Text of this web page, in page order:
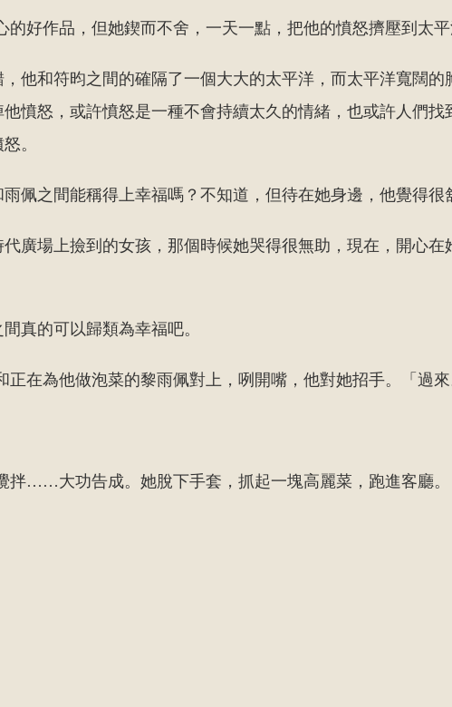
好作品，但她鍥而不舍，一天一點，把他的憤怒擠壓到太平
，他和符昀之間的確隔了一個大大的太平洋，而太平洋寬闊的
憤怒，或許憤怒是一種不會持續太久的情緒，也或許人們找
。
佩之間能稱得上幸福嗎？不知道，但待在她身邊，他覺得很
代廣場上撿到的女孩，那個時候她哭得很無助，現在，開心在
真的可以歸類為幸福吧。
在為他做泡菜的黎雨佩對上，咧開嘴，他對她招手。「過來
拌……大功告成。她脫下手套，抓起一塊高麗菜，跑進客廳。